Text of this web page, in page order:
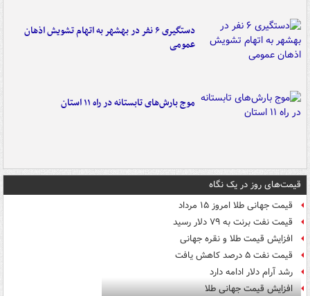
دستگیری ۶ نفر در بهشهر به اتهام تشویش اذهان
عمومی
موج بارش‌های تابستانه در راه ۱۱ استان
قیمت‌های روز در یک نگاه
قیمت جهانی طلا امروز ۱۵ مرداد
قیمت نفت برنت به ۷۹ دلار رسید
افزایش قیمت طلا و نقره جهانی
قیمت نفت ۵ درصد کاهش یافت
رشد آرام دلار ادامه دارد
افزایش قیمت جهانی طلا